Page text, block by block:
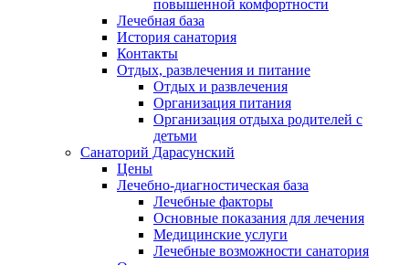
повышенной комфортности
Лечебная база
История санатория
Контакты
Отдых, развлечения и питание
Отдых и развлечения
Организация питания
Организация отдыха родителей с
детьми
Санаторий Дарасунский
Цены
Лечебно-диагностическая база
Лечебные факторы
Основные показания для лечения
Медицинские услуги
Лечебные возможности санатория